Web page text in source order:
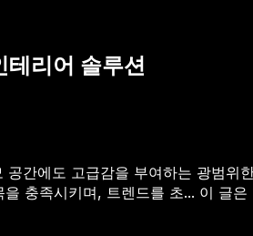
테리어 솔루션
간에도 고급감을 부여하는 광범위
충족시키며, 트렌드를 초... 이 글은